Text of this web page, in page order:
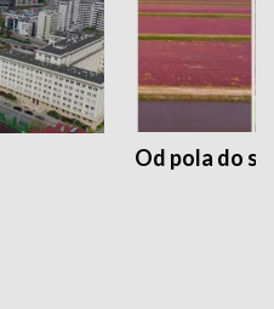
Od pola do